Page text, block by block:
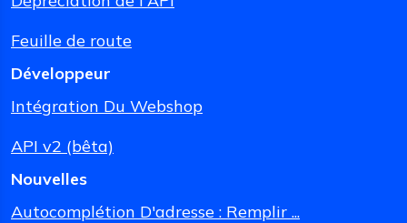
Feuille de route
Développeur
Intégration Du Webshop
API v2 (bêta)
Nouvelles
Autocomplétion D'adresse : Remplir ...